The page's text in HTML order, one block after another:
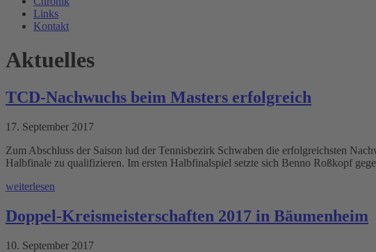
Links
Kontakt
Aktuelles
TCD-Nachwuchs beim Masters erfolgreich
17. September 2017
Zum Abschluss der Saison lud der Tennisbezirk Schwaben die erfolgreichsten
Halbfinale zu qualifizieren. Im ersten Halbfinalspiel setzte sich Benno Roßkopf
weiterlesen
Doppel-Kreismeisterschaften 2017 in Bäumenheim
10. September 2017